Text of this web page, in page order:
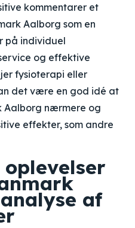
kommentarer et
Aalborg som en
på individuel
og effektive
fysioterapi eller
det være en god idé at
Aalborg nærmere og
effekter, som andre
af